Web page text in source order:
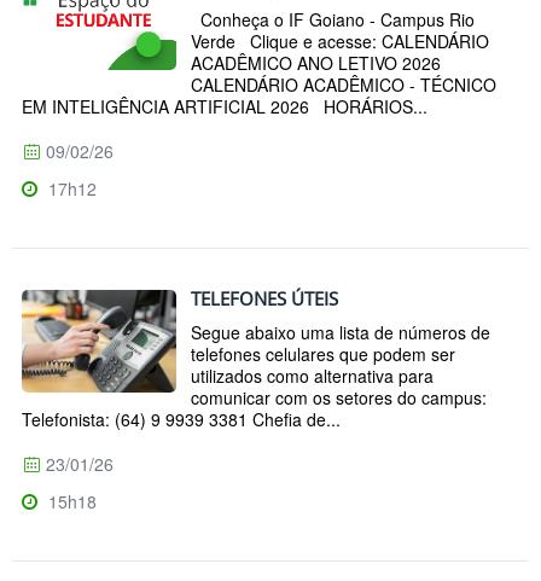
Conheça o IF Goiano - Campus Rio
Verde Clique e acesse: CALENDÁRIO
ACADÊMICO ANO LETIVO 2026
CALENDÁRIO ACADÊMICO - TÉCNICO
EM INTELIGÊNCIA ARTIFICIAL 2026 HORÁRIOS...
09/02/26
17h12
TELEFONES ÚTEIS
Segue abaixo uma lista de números de
telefones celulares que podem ser
utilizados como alternativa para
comunicar com os setores do campus:
Telefonista: (64) 9 9939 3381 Chefia de...
23/01/26
15h18